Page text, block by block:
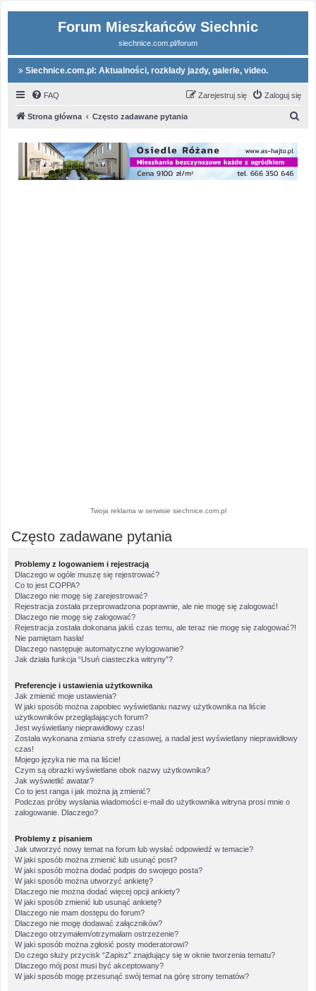
Forum Mieszkańców Siechnic
siechnice.com.pl/forum
Siechnice.com.pl: Aktualności, rozkłady jazdy, galerie, video.
FAQ Zaloguj się
Zarejestruj się
Strona główna Często zadawane pytania
Twoja reklama w serwisie siechnice.com.pl
Często zadawane pytania
Problemy z logowaniem i rejestracją
Dlaczego w ogóle muszę się rejestrować?
Co to jest COPPA?
Dlaczego nie mogę się zarejestrować?
Rejestracja została przeprowadzona poprawnie, ale nie mogę się zalogować!
Dlaczego nie mogę się zalogować?
Rejestracja została dokonana jakiś czas temu, ale teraz nie mogę się zalogować?!
Nie pamiętam hasła!
Dlaczego następuje automatyczne wylogowanie?
Jak działa funkcja “Usuń ciasteczka witryny”?
Preferencje i ustawienia użytkownika
Jak zmienić moje ustawienia?
W jaki sposób można zapobiec wyświetlaniu nazwy użytkownika na liście
użytkowników przeglądających forum?
Jest wyświetlany nieprawidłowy czas!
Została wykonana zmiana strefy czasowej, a nadal jest wyświetlany nieprawidłowy
czas!
Mojego języka nie ma na liście!
Czym są obrazki wyświetlane obok nazwy użytkownika?
Jak wyświetlić awatar?
Co to jest ranga i jak można ją zmienić?
Podczas próby wysłania wiadomości e-mail do użytkownika witryna prosi mnie o
zalogowanie. Dlaczego?
Problemy z pisaniem
Jak utworzyć nowy temat na forum lub wysłać odpowiedź w temacie?
W jaki sposób można zmienić lub usunąć post?
W jaki sposób można dodać podpis do swojego posta?
W jaki sposób można utworzyć ankietę?
Dlaczego nie można dodać więcej opcji ankiety?
W jaki sposób zmienić lub usunąć ankietę?
Dlaczego nie mam dostępu do forum?
Dlaczego nie mogę dodawać załączników?
Dlaczego otrzymałem/otrzymałam ostrzeżenie?
W jaki sposób można zgłosić posty moderatorowi?
Do czego służy przycisk “Zapisz” znajdujący się w oknie tworzenia tematu?
Dlaczego mój post musi być akceptowany?
W jaki sposób mogę przesunąć swój temat na górę strony tematów?